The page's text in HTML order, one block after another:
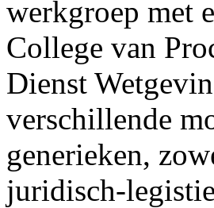
werkgroep met
College van
Dienst
verschillende
generieken,
juridisch-